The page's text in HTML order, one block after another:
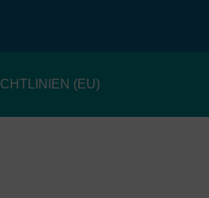
(EU)